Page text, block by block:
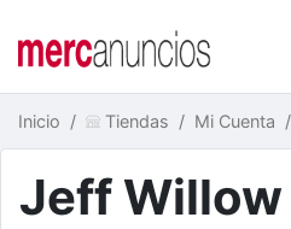
Inicio Tiendas Mi Cuenta
Jeff Willow